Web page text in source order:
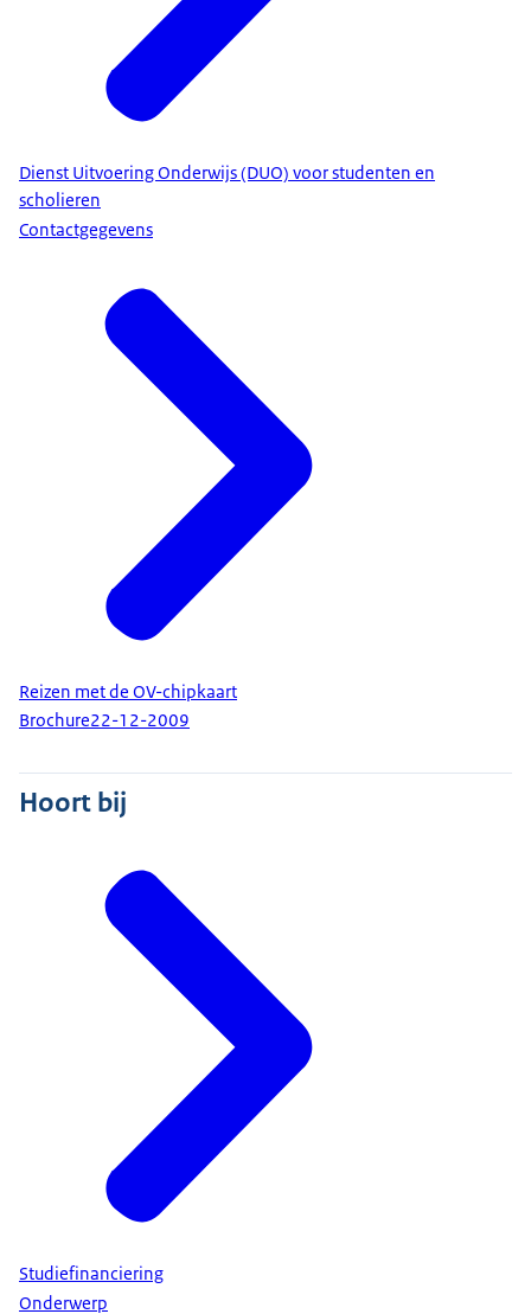
Dienst Uitvoering Onderwijs (DUO) voor studenten en
scholieren
Contactgegevens
Reizen met de OV-chipkaart
Brochure22-12-2009
Hoort bij
Studiefinanciering
Onderwerp